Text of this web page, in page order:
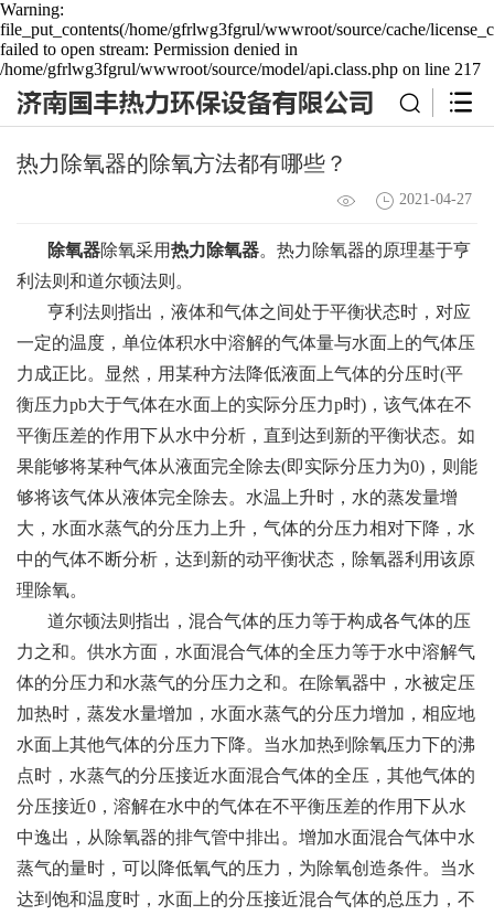
Warning:
file_put_contents(/home/gfrlwg3fgrul/wwwroot/source/cache/
failed to open stream: Permission denied in
/home/gfrlwg3fgrul/wwwroot/source/model/api.class.php on line 217
热力除氧器的除氧方法都有哪些？
2021-04-27
除氧器除氧采用热力除氧器。热力除氧器的原理基于亨
利法则和道尔顿法则。
亨利法则指出，液体和气体之间处于平衡状态时，对应
一定的温度，单位体积水中溶解的气体量与水面上的气体压
力成正比。显然，用某种方法降低液面上气体的分压时(平
衡压力pb大于气体在水面上的实际分压力p时)，该气体在不
平衡压差的作用下从水中分析，直到达到新的平衡状态。如
果能够将某种气体从液面完全除去(即实际分压力为0)，则能
够将该气体从液体完全除去。水温上升时，水的蒸发量增
大，水面水蒸气的分压力上升，气体的分压力相对下降，水
中的气体不断分析，达到新的动平衡状态，除氧器利用该原
理除氧。
道尔顿法则指出，混合气体的压力等于构成各气体的压
力之和。供水方面，水面混合气体的全压力等于水中溶解气
体的分压力和水蒸气的分压力之和。在除氧器中，水被定压
加热时，蒸发水量增加，水面水蒸气的分压力增加，相应地
水面上其他气体的分压力下降。当水加热到除氧压力下的沸
点时，水蒸气的分压接近水面混合气体的全压，其他气体的
分压接近0，溶解在水中的气体在不平衡压差的作用下从水
中逸出，从除氧器的排气管中排出。增加水面混合气体中水
蒸气的量时，可以降低氧气的压力，为除氧创造条件。当水
达到饱和温度时，水面上的分压接近混合气体的总压力，不